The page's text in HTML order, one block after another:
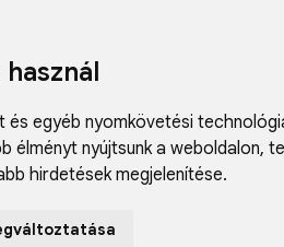
egyéb nyomkövetési
élményt nyújtsunk a weboldalon,
hirdetések megjelenítése.
Fodrászcikk